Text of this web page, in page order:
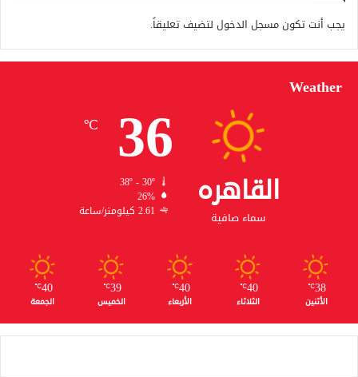
يجب أنت تكونمسجل الدخول لتضيف تعليقاً.
Weather
القاهره
سماء صافية
36
℃
38º - 30º
26%
2.61 كيلومتر/ساعة
38
℃
الأثنين
40
℃
الثلاثاء
40
℃
الأربعاء
39
℃
الخميس
40
℃
الجمعة